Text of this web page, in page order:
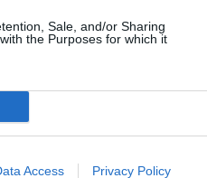
Sale, and/or Sharing
the Purposes for which it
Access Privacy Policy